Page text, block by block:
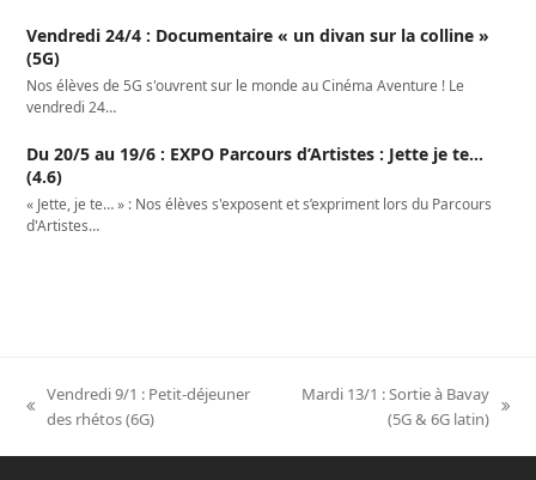
Vendredi 24/4 : Documentaire « un divan sur la colline »
(5G)
Nos élèves de 5G s'ouvrent sur le monde au Cinéma Aventure ! Le
vendredi 24…
Du 20/5 au 19/6 : EXPO Parcours d’Artistes : Jette je te…
(4.6)
« Jette, je te… » : Nos élèves s'exposent et s’expriment lors du Parcours
d'Artistes…
previous
Vendredi 9/1 : Petit-déjeuner
des rhétos (6G)
Mardi 13/1 : Sortie à Bavay
(5G & 6G latin)